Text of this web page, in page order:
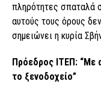
πληρότητες σπαταλά
αυτούς τους όρους
σημειώνει η κυρία
Πρόεδρος ΙΤΕΠ: “Με
το ξενοδοχείο”